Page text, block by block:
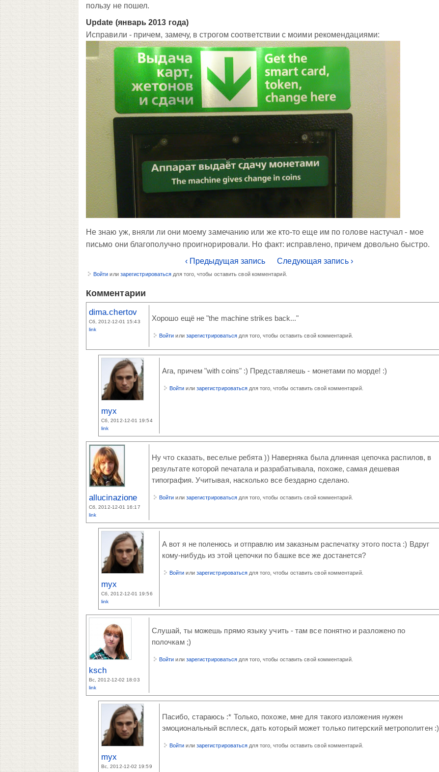
пользу не пошел.
Update (январь 2013 года)
Исправили - причем, замечу, в строгом соответствии с моими рекомендациями:
Не знаю уж, вняли ли они моему замечанию или же кто-то еще им по голове настучал - мое
письмо они благополучно проигнорировали. Но факт: исправлено, причем довольно быстро.
‹ Предыдущая запись
Следующая запись ›
Войти или зарегистрироваться для того, чтобы оставить свой комментарий.
Комментарии
dima.chertov
Сб, 2012-12-01 15:43
link
Хорошо ещё не "the machine strikes back..."
Войти или зарегистрироваться для того, чтобы оставить свой комментарий.
myx
Сб, 2012-12-01 19:54
link
Ага, причем "with coins" :) Представляешь - монетами по морде! :)
Войти или зарегистрироваться для того, чтобы оставить свой комментарий.
allucinazione
Сб, 2012-12-01 16:17
link
Ну что сказать, веселые ребята )) Наверняка была длинная цепочка распилов, в
результате которой печатала и разрабатывала, похоже, самая дешевая
типография. Учитывая, насколько все бездарно сделано.
Войти или зарегистрироваться для того, чтобы оставить свой комментарий.
myx
Сб, 2012-12-01 19:56
link
А вот я не поленюсь и отправлю им заказным распечатку этого поста :) Вдруг
кому-нибудь из этой цепочки по башке все же достанется?
Войти или зарегистрироваться для того, чтобы оставить свой комментарий.
ksch
Вс, 2012-12-02 18:03
link
Слушай, ты можешь прямо языку учить - там все понятно и разложено по
полочкам ;)
Войти или зарегистрироваться для того, чтобы оставить свой комментарий.
myx
Вс, 2012-12-02 19:59
Пасибо, стараюсь :* Только, похоже, мне для такого изложения нужен
эмоциональный всплеск, дать который может только питерский метрополитен :)
Войти или зарегистрироваться для того, чтобы оставить свой комментарий.